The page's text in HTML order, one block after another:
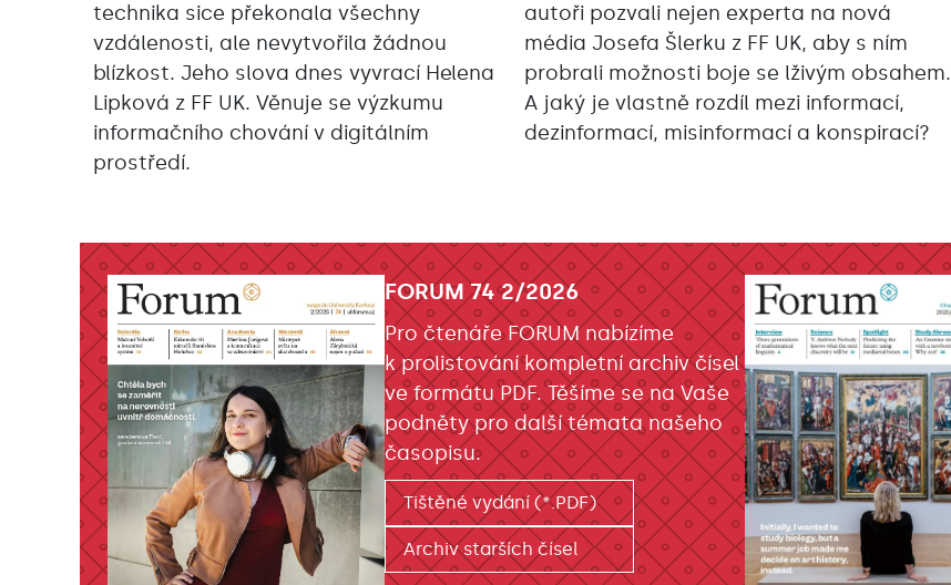
technika sice překonala všechny
vzdálenosti, ale nevytvořila žádnou
blízkost. Jeho slova dnes vyvrací Helena
Lipková z FF UK. Věnuje se výzkumu
informačního chování v digitálním
prostředí.
autoři pozvali nejen experta na nová
média Josefa Šlerku z FF UK, aby s ním
probrali možnosti boje se lživým obsahem.
A jaký je vlastně rozdíl mezi informací,
dezinformací, misinformací a konspirací?
FORUM 74 2/2026
Pro čtenáře FORUM nabízíme
k prolistování kompletní archiv čísel
ve formátu PDF. Těšíme se na Vaše
podněty pro další témata našeho
časopisu.
Tištěné vydání (*.PDF)
Archiv starších čísel